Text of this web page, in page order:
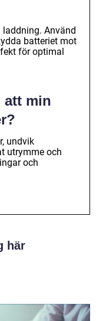
Använd
batteriet mot
för optimal
att min
undvik
utrymme och
och
här